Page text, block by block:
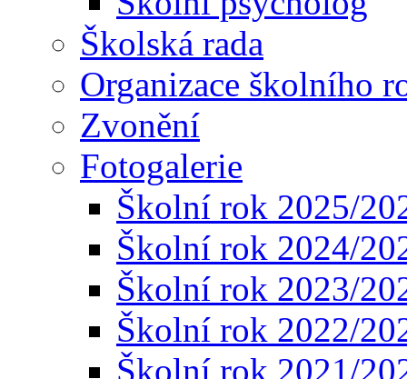
Školská rada
Organizace školního
Zvonění
Fotogalerie
Školní rok 2025/
Školní rok 2024/
Školní rok 2023/
Školní rok 2022/
Školní rok 2021/